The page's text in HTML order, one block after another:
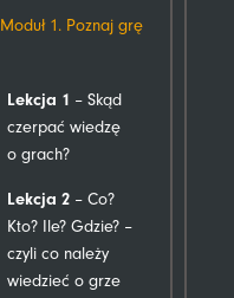
Moduł 1. Poznaj grę
Lekcja 1 – Skąd
czerpać wiedzę
o grach?
Lekcja 2 – Co?
Kto? Ile? Gdzie? –
czyli co należy
wiedzieć o grze